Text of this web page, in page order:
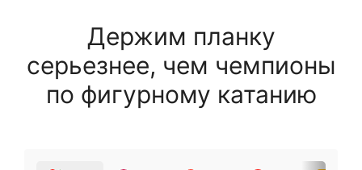
Держим планку
серьезнее, чем чемпионы
по фигурному катанию